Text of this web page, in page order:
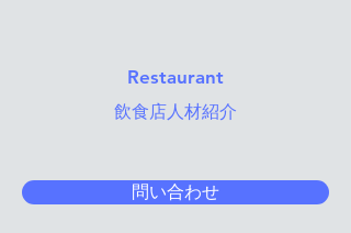
Restaurant
​飲食店人材紹介
問い合わせ